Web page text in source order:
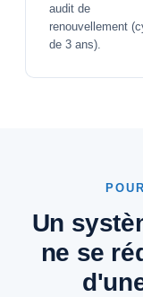
audit de
renouvellement
de 3 ans).
Un
ne se